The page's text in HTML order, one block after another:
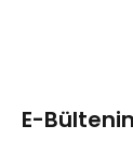
Ürün
E-